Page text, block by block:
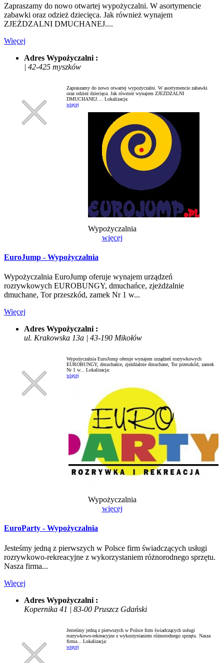
Zapraszamy do nowo otwartej wypożyczalni. W asortymencie
zabawki oraz odzież dziecięca. Jak również wynajem
ZJEŻDZALNI DMUCHANEJ....
Więcej
Adres Wypożyczalni :
| 42-425 myszków
Zapraszamy do nowo otwartej wypożyczalni. W asortymencie zabawki
oraz odzież dziecięca. Jak również wynajem ZJEŻDZALNI
DMUCHANEJ.... Lokalizacja:
więcej
Wypożyczalnia
więcej
EuroJump - Wypożyczalnia
Wypożyczalnia EuroJump oferuje wynajem urządzeń
rozrywkowych EUROBUNGY, dmuchańce, zjeżdżalnie
dmuchane, Tor przeszkód, zamek Nr 1 w...
Więcej
Adres Wypożyczalni :
ul. Krakowska 13a | 43-190 Mikołów
Wypożyczalnia EuroJump oferuje wynajem urządzeń rozrywkowych
EUROBUNGY, dmuchańce, zjeżdżalnie dmuchane, Tor przeszkód, zamek
Nr 1 w... Lokalizacja:
więcej
Wypożyczalnia
więcej
EuroParty - Wypożyczalnia
Jesteśmy jedną z pierwszych w Polsce firm świadczących usługi
rozrywkowo-rekreacyjne z wykorzystaniem różnorodnego sprzętu.
Nasza firma...
Więcej
Adres Wypożyczalni :
Kopernika 41 | 83-00 Pruszcz Gdański
Jesteśmy jedną z pierwszych w Polsce firm świadczących usługi
rozrywkowo-rekreacyjne z wykorzystaniem różnorodnego sprzętu. Nasza
firma... Lokalizacja:
więcej